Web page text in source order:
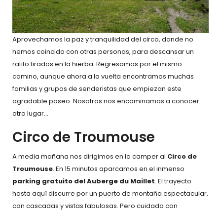
Aprovechamos la paz y tranquilidad del circo, donde no
hemos coincido con otras personas, para descansar un
ratito tirados en la hierba. Regresamos por el mismo
camino, aunque ahora a la vuelta encontramos muchas
familias y grupos de senderistas que empiezan este
agradable paseo. Nosotros nos encaminamos a conocer
otro lugar…
Circo de Troumouse
A media mañana nos dirigimos en la camper al Circo de
Troumouse. En 15 minutos aparcamos en el inmenso
parking gratuito del Auberge du Maillet. El trayecto
hasta aquí discurre por un puerto de montaña espectacular,
con cascadas y vistas fabulosas. Pero cuidado con